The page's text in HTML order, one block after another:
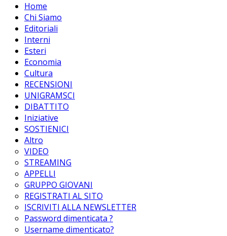
Home
Chi Siamo
Editoriali
Interni
Esteri
Economia
Cultura
RECENSIONI
UNIGRAMSCI
DIBATTITO
Iniziative
SOSTIENICI
Altro
VIDEO
STREAMING
APPELLI
GRUPPO GIOVANI
REGISTRATI AL SITO
ISCRIVITI ALLA NEWSLETTER
Password dimenticata ?
Username dimenticato?